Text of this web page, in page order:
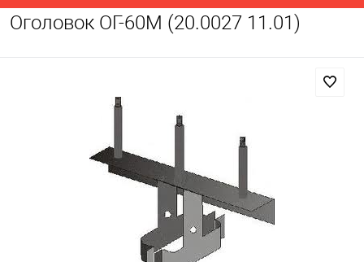
Оголовок ОГ-60М (20.0027 11.01)